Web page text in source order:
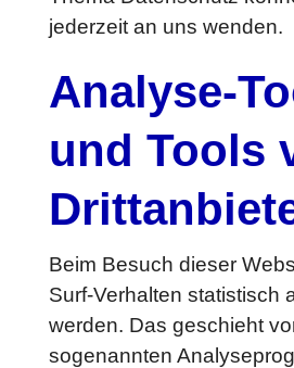
jederzeit an uns wenden.
Analyse-
und Tools
Beim Besuch dieser
Surf-Verhalten statistisch
werden. Das geschieht
sogenannten